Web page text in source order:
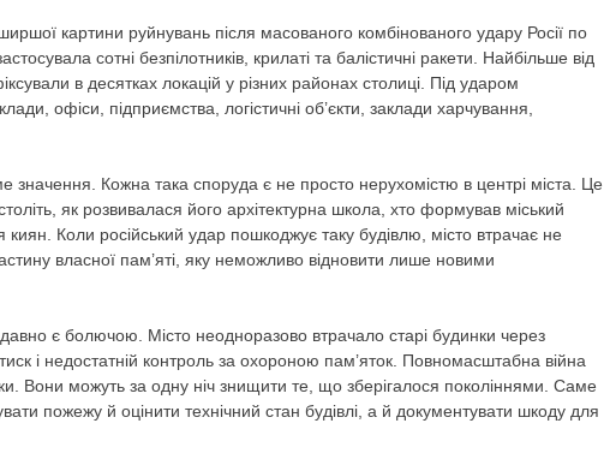
картини руйнувань після масованого комбінованого удару Росії по
сотні безпілотників, крилаті та балістичні ракети. Найбільше від
в десятках локацій у різних районах столиці. Під ударом
офіси, підприємства, логістичні об’єкти, заклади харчування,
значення. Кожна така споруда є не просто нерухомістю в центрі міста. Це
як розвивалася його архітектурна школа, хто формував міський
киян. Коли російський удар пошкоджує таку будівлю, місто втрачає не
власної пам’яті, яку неможливо відновити лише новими
є болючою. Місто неодноразово втрачало старі будинки через
і недостатній контроль за охороною пам’яток. Повномасштабна війна
Вони можуть за одну ніч знищити те, що зберігалося поколіннями. Саме
пожежу й оцінити технічний стан будівлі, а й документувати шкоду для